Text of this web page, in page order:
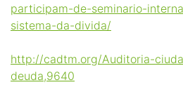
participam-de-seminario-
sistema-da-divida/
http://cadtm.org/Auditoria-
deuda,9640